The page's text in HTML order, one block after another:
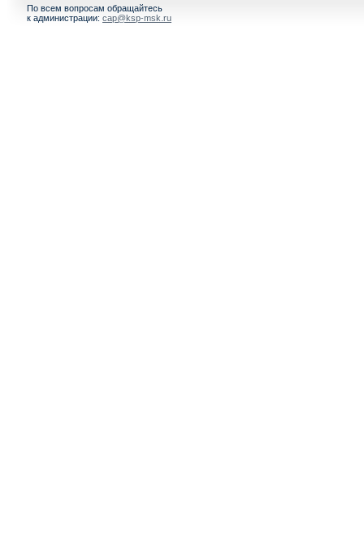
По всем вопросам обращайтесь
к администрации: cap@ksp-msk.ru